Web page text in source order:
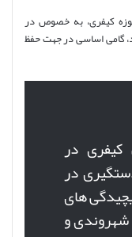
کیفری، به خصوص در
گامی اساسی در جهت حفظ
در
در
های
شهروندی و